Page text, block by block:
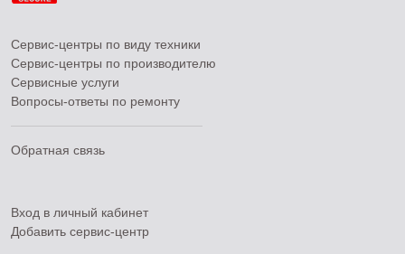
Сервис-центры по виду техники
Сервис-центры по производителю
Сервисные услуги
Вопросы-ответы по ремонту
Обратная связь
Вход в личный кабинет
Добавить сервис-центр